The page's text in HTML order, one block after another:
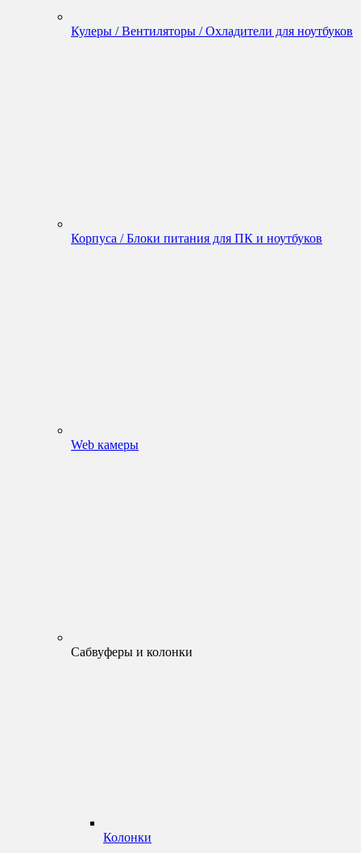
Кулеры / Вентиляторы / Охладители для ноутбуков
Корпуса / Блоки питания для ПК и ноутбуков
Web камеры
Сабвуферы и колонки
Колонки